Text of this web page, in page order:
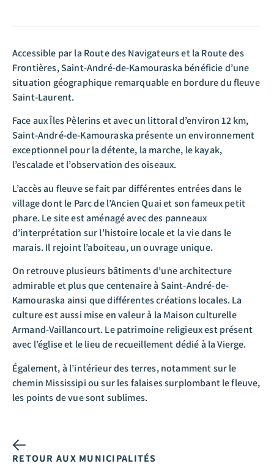
Accessible par la Route des Navigateurs et la Route des
Frontières, Saint-André-de-Kamouraska bénéficie d’une
situation géographique remarquable en bordure du fleuve
Saint-Laurent.
Face aux Îles Pèlerins et avec un littoral d’environ 12 km,
Saint-André-de-Kamouraska présente un environnement
exceptionnel pour la détente, la marche, le kayak,
l’escalade et l’observation des oiseaux.
L’accès au fleuve se fait par différentes entrées dans le
village dont le Parc de l’Ancien Quai et son fameux petit
phare. Le site est aménagé avec des panneaux
d’interprétation sur l’histoire locale et la vie dans le
marais. Il rejoint l’aboiteau, un ouvrage unique.
On retrouve plusieurs bâtiments d’une architecture
admirable et plus que centenaire à Saint-André-de-
Kamouraska ainsi que différentes créations locales. La
culture est aussi mise en valeur à la Maison culturelle
Armand-Vaillancourt. Le patrimoine religieux est présent
avec l’église et le lieu de recueillement dédié à la Vierge.
Également, à l’intérieur des terres, notamment sur le
chemin Mississipi ou sur les falaises surplombant le fleuve,
les points de vue sont sublimes.
RETOUR AUX MUNICIPALITÉS